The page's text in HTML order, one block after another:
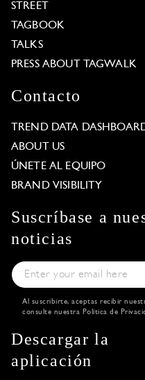
STREET
TAGBOOK
TALKS
PRESS ABOUT TAGWALK
Contacto
TREND DATA
ABOUT US
ÚNETE AL EQUIPO
BRAND VISIBILITY
Suscríbase a
noticias
Al suscribirte, aceptas recibir
consulte nuestra Política de
Descargar la
aplicación